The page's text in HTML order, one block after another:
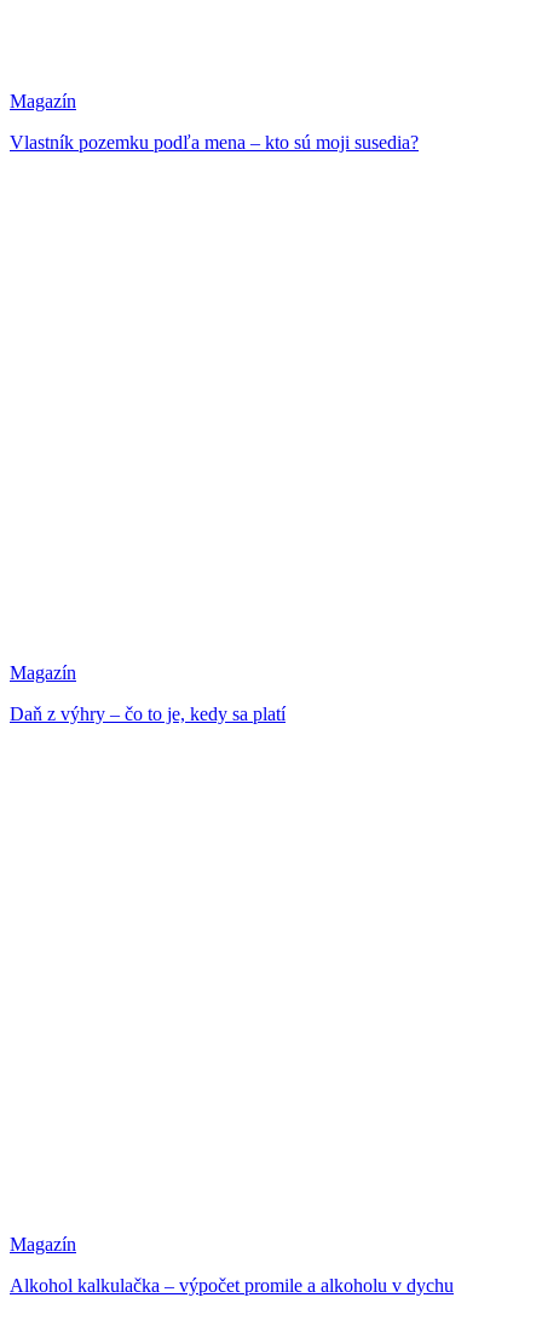
Magazín
Vlastník pozemku podľa mena – kto sú moji susedia?
Magazín
Daň z výhry – čo to je, kedy sa platí
Magazín
Alkohol kalkulačka – výpočet promile a alkoholu v dychu